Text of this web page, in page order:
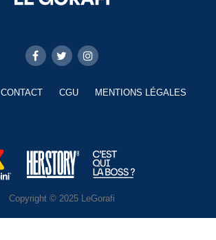
CONTACT CGU MENTIONS LÉGALES
Copyright © 2025 LeGorafi